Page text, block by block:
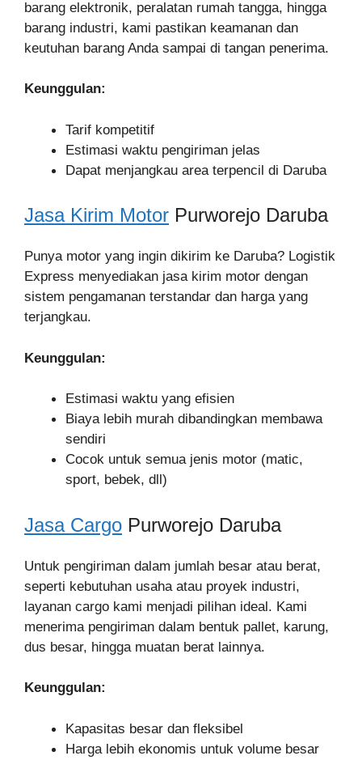
barang elektronik, peralatan rumah tangga, hingga
barang industri, kami pastikan keamanan dan
keutuhan barang Anda sampai di tangan penerima.
Keunggulan:
Tarif kompetitif
Estimasi waktu pengiriman jelas
Dapat menjangkau area terpencil di Daruba
Jasa Kirim Motor Purworejo Daruba
Punya motor yang ingin dikirim ke Daruba? Logistik
Express menyediakan jasa kirim motor dengan
sistem pengamanan terstandar dan harga yang
terjangkau.
Keunggulan:
Estimasi waktu yang efisien
Biaya lebih murah dibandingkan membawa
sendiri
Cocok untuk semua jenis motor (matic,
sport, bebek, dll)
Jasa Cargo Purworejo Daruba
Untuk pengiriman dalam jumlah besar atau berat,
seperti kebutuhan usaha atau proyek industri,
layanan cargo kami menjadi pilihan ideal. Kami
menerima pengiriman dalam bentuk pallet, karung,
dus besar, hingga muatan berat lainnya.
Keunggulan:
Kapasitas besar dan fleksibel
Harga lebih ekonomis untuk volume besar